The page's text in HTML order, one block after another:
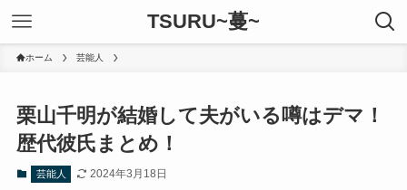
TSURU~蔓~
ホーム 芸能人
栗山千明が結婚して夫がいる噂はデマ！
歴代彼氏まとめ！
芸能人 2024年3月18日